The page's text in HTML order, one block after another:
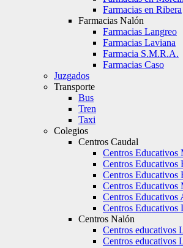
Farmacias en Ribera
Farmacias Nalón
Farmacias Langreo
Farmacias Laviana
Farmacia S.M.R.A.
Farmacias Caso
Juzgados
Transporte
Bus
Tren
Taxi
Colegios
Centros Caudal
Centros Educativos
Centros Educativos
Centros Educativos
Centros Educativos
Centros Educativos
Centros Educativos
Centros Nalón
Centros educativos
Centros educativos